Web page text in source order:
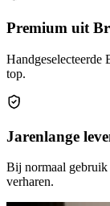
Premium uit
Handgeselecteerde
top.
Jarenlange
Bij normaal
verharen.